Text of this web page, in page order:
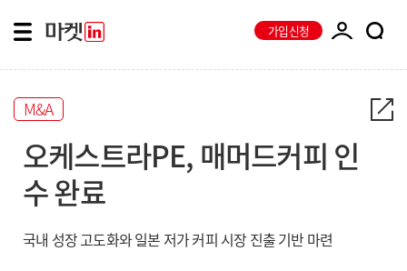
가입신청
M&A
오케스트라PE, 매머드커피 인
수 완료
국내 성장 고도화와 일본 저가 커피 시장 진출 기반 마련